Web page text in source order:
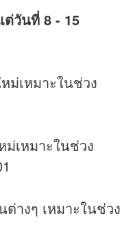
ต่วันที่ 8 - 15
เหมาะในช่วง
เหมาะในช่วง
างๆ เหมาะในช่วง